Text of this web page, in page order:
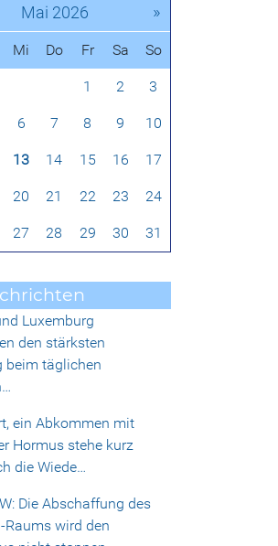
Mai 2026 »
Mi Do Fr Sa So
1 2 3
6 7 8 9 10
13 14 15 16 17
20 21 22 23 24
27 28 29 30 31
Luxemburg
den stärksten
beim täglichen
ein Abkommen mit
Hormus stehe kurz
die Wiede…
Die Abschaffung des
Raums wird den